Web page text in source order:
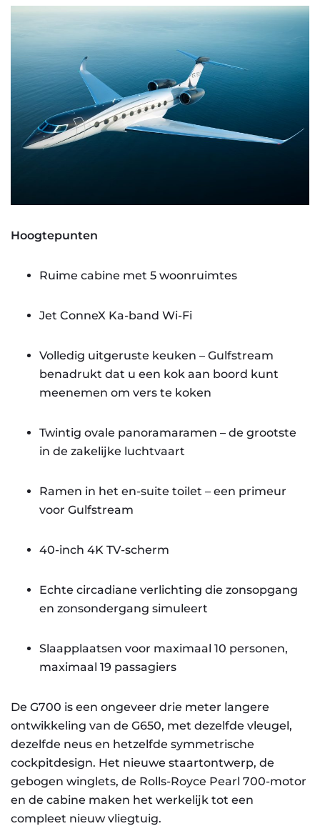
Hoogtepunten
Ruime cabine met 5 woonruimtes
Jet ConneX Ka-band Wi-Fi
Volledig uitgeruste keuken – Gulfstream
benadrukt dat u een kok aan boord kunt
meenemen om vers te koken
Twintig ovale panoramaramen – de grootste
in de zakelijke luchtvaart
Ramen in het en-suite toilet – een primeur
voor Gulfstream
40-inch 4K TV-scherm
Echte circadiane verlichting die zonsopgang
en zonsondergang simuleert
Slaapplaatsen voor maximaal 10 personen,
maximaal 19 passagiers
De G700 is een ongeveer drie meter langere
ontwikkeling van de G650, met dezelfde vleugel,
dezelfde neus en hetzelfde symmetrische
cockpitdesign. Het nieuwe staartontwerp, de
gebogen winglets, de Rolls-Royce Pearl 700-motor
en de cabine maken het werkelijk tot een
compleet nieuw vliegtuig.